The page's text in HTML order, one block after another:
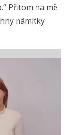
Přitom na mě
námitky